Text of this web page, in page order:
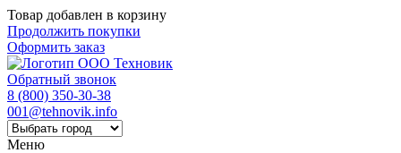
Товар добавлен в корзину
Продолжить покупки
Оформить заказ
Обратный звонок
8 (800) 350-30-38
001@tehnovik.info
Меню